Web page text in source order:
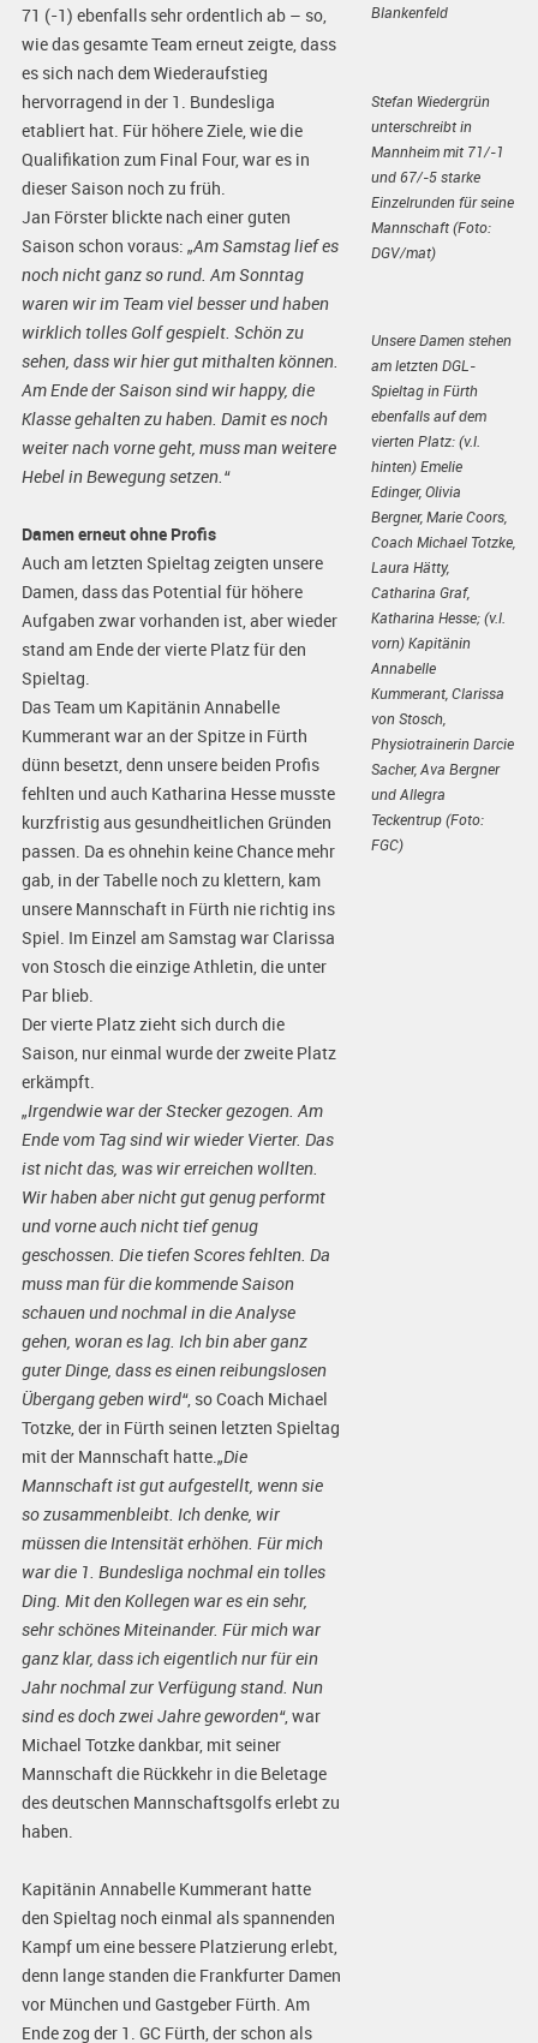
71 (-1) ebenfalls sehr ordentlich ab – so,
wie das gesamte Team erneut zeigte, dass
es sich nach dem Wiederaufstieg
hervorragend in der 1. Bundesliga
etabliert hat. Für höhere Ziele, wie die
Qualifikation zum Final Four, war es in
dieser Saison noch zu früh.
Jan Förster blickte nach einer guten
Saison schon voraus: „Am Samstag lief es
noch nicht ganz so rund. Am Sonntag
waren wir im Team viel besser und haben
wirklich tolles Golf gespielt. Schön zu
sehen, dass wir hier gut mithalten können.
Am Ende der Saison sind wir happy, die
Klasse gehalten zu haben. Damit es noch
weiter nach vorne geht, muss man weitere
Hebel in Bewegung setzen.“
Damen erneut ohne Profis
Auch am letzten Spieltag zeigten unsere
Damen, dass das Potential für höhere
Aufgaben zwar vorhanden ist, aber wieder
stand am Ende der vierte Platz für den
Spieltag.
Das Team um Kapitänin Annabelle
Kummerant war an der Spitze in Fürth
dünn besetzt, denn unsere beiden Profis
fehlten und auch Katharina Hesse musste
kurzfristig aus gesundheitlichen Gründen
passen. Da es ohnehin keine Chance mehr
gab, in der Tabelle noch zu klettern, kam
unsere Mannschaft in Fürth nie richtig ins
Spiel. Im Einzel am Samstag war Clarissa
von Stosch die einzige Athletin, die unter
Par blieb.
Der vierte Platz zieht sich durch die
Saison, nur einmal wurde der zweite Platz
erkämpft.
„Irgendwie war der Stecker gezogen. Am
Ende vom Tag sind wir wieder Vierter. Das
ist nicht das, was wir erreichen wollten.
Wir haben aber nicht gut genug performt
und vorne auch nicht tief genug
geschossen. Die tiefen Scores fehlten. Da
muss man für die kommende Saison
schauen und nochmal in die Analyse
gehen, woran es lag. Ich bin aber ganz
guter Dinge, dass es einen reibungslosen
Übergang geben wird“, so Coach Michael
Totzke, der in Fürth seinen letzten Spieltag
mit der Mannschaft hatte.„Die
Mannschaft ist gut aufgestellt, wenn sie
so zusammenbleibt. Ich denke, wir
müssen die Intensität erhöhen. Für mich
war die 1. Bundesliga nochmal ein tolles
Ding. Mit den Kollegen war es ein sehr,
sehr schönes Miteinander. Für mich war
ganz klar, dass ich eigentlich nur für ein
Jahr nochmal zur Verfügung stand. Nun
sind es doch zwei Jahre geworden“, war
Michael Totzke dankbar, mit seiner
Mannschaft die Rückkehr in die Beletage
des deutschen Mannschaftsgolfs erlebt zu
haben.
Kapitänin Annabelle Kummerant hatte
den Spieltag noch einmal als spannenden
Kampf um eine bessere Platzierung erlebt,
denn lange standen die Frankfurter Damen
vor München und Gastgeber Fürth. Am
Ende zog der 1. GC Fürth, der schon als
Blankenfeld
Stefan Wiedergrün
unterschreibt in
Mannheim mit 71/-1
und 67/-5 starke
Einzelrunden für seine
Mannschaft (Foto:
DGV/mat)
Unsere Damen stehen
am letzten DGL-
Spieltag in Fürth
ebenfalls auf dem
vierten Platz: (v.l.
hinten) Emelie
Edinger, Olivia
Bergner, Marie Coors,
Coach Michael Totzke,
Laura Hätty,
Catharina Graf,
Katharina Hesse; (v.l.
vorn) Kapitänin
Annabelle
Kummerant, Clarissa
von Stosch,
Physiotrainerin Darcie
Sacher, Ava Bergner
und Allegra
Teckentrup (Foto:
FGC)